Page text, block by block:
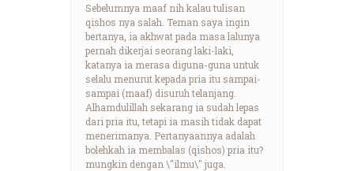
Sebelumnya maaf nih kalau tulisan
qishos nya salah. Teman saya ingin
bertanya, ia akhwat pada masa lalunya
pernah dikerjai seorang laki-laki,
katanya ia merasa diguna-guna untuk
selalu menurut kepada pria itu sampai-
sampai (maaf) disuruh telanjang.
Alhamdulillah sekarang ia sudah lepas
dari pria itu, tetapi ia masih tidak dapat
menerimanya. Pertanyaannya adalah
bolehkah ia membalas (qishos) pria itu?
mungkin dengan \"ilmu\" juga.